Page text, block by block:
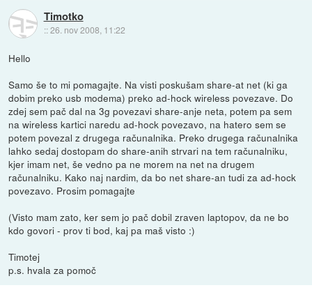
Timotko
::26. nov 2008, 11:22
Hello
Samo še to mi pomagajte. Na visti poskušam share-at net (ki ga
dobim preko usb modema) preko ad-hock wireless povezave. Do
zdej sem pač dal na 3g povezavi share-anje neta, potem pa sem
na wireless kartici naredu ad-hock povezavo, na hatero sem se
potem povezal z drugega računalnika. Preko drugega računalnika
lahko sedaj dostopam do share-anih strvari na tem računalniku,
kjer imam net, še vedno pa ne morem na net na drugem
računalniku. Kako naj nardim, da bo net share-an tudi za ad-hock
povezavo. Prosim pomagajte
(Visto mam zato, ker sem jo pač dobil zraven laptopov, da ne bo
kdo govori - prov ti bod, kaj pa maš visto :)
Timotej
p.s. hvala za pomoč